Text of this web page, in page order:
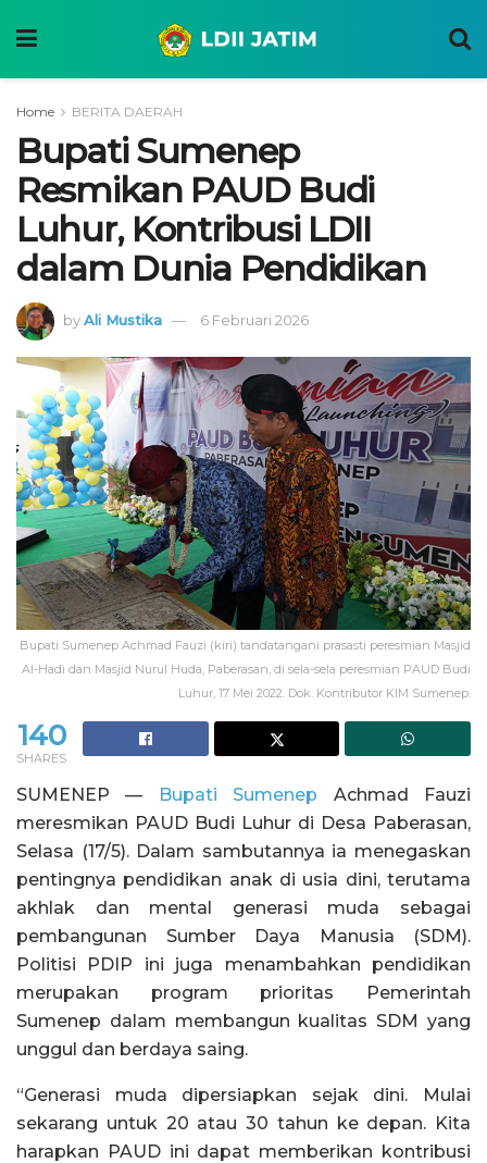
Home BERITA DAERAH
Bupati Sumenep
Resmikan PAUD Budi
Luhur, Kontribusi LDII
dalam Dunia Pendidikan
byAli Mustika 6 Februari 2026
Bupati Sumenep Achmad Fauzi (kiri) tandatangani prasasti peresmian Masjid
Al-Hadi dan Masjid Nurul Huda, Paberasan, di sela-sela peresmian PAUD Budi
Luhur, 17 Mei 2022. Dok: Kontributor KIM Sumenep.
140
SHARES
SUMENEP — Bupati Sumenep Achmad Fauzi
meresmikan PAUD Budi Luhur di Desa Paberasan,
Selasa (17/5). Dalam sambutannya ia menegaskan
pentingnya pendidikan anak di usia dini, terutama
akhlak dan mental generasi muda sebagai
pembangunan Sumber Daya Manusia (SDM).
Politisi PDIP ini juga menambahkan pendidikan
merupakan program prioritas Pemerintah
Sumenep dalam membangun kualitas SDM yang
unggul dan berdaya saing.
“Generasi muda dipersiapkan sejak dini. Mulai
sekarang untuk 20 atau 30 tahun ke depan. Kita
harapkan PAUD ini dapat memberikan kontribusi